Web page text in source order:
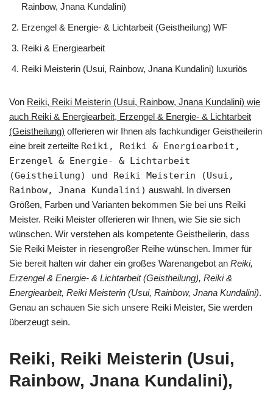
Rainbow, Jnana Kundalini)
Erzengel & Energie- & Lichtarbeit (Geistheilung) WF
Reiki & Energiearbeit
Reiki Meisterin (Usui, Rainbow, Jnana Kundalini) luxuriös
Von Reiki, Reiki Meisterin (Usui, Rainbow, Jnana Kundalini) wie
auch Reiki & Energiearbeit, Erzengel & Energie- & Lichtarbeit
(Geistheilung) offerieren wir Ihnen als fachkundiger Geistheilerin
eine breit zerteilte Reiki, Reiki & Energiearbeit,
Erzengel & Energie- & Lichtarbeit
(Geistheilung) und Reiki Meisterin (Usui,
Rainbow, Jnana Kundalini) auswahl. In diversen
Größen, Farben und Varianten bekommen Sie bei uns Reiki
Meister. Reiki Meister offerieren wir Ihnen, wie Sie sie sich
wünschen. Wir verstehen als kompetente Geistheilerin, dass
Sie Reiki Meister in riesengroßer Reihe wünschen. Immer für
Sie bereit halten wir daher ein großes Warenangebot an Reiki,
Erzengel & Energie- & Lichtarbeit (Geistheilung), Reiki &
Energiearbeit, Reiki Meisterin (Usui, Rainbow, Jnana Kundalini).
Genau an schauen Sie sich unsere Reiki Meister, Sie werden
überzeugt sein.
Reiki, Reiki Meisterin (Usui,
Rainbow, Jnana Kundalini),